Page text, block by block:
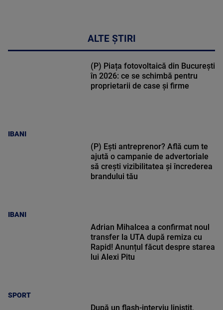
ALTE ȘTIRI
IBANI
(P) Piața fotovoltaică din București
în 2026: ce se schimbă pentru
proprietarii de case și firme
IBANI
(P) Ești antreprenor? Află cum te
ajută o campanie de advertoriale
să crești vizibilitatea și încrederea
brandului tău
SPORT
Adrian Mihalcea a confirmat noul
transfer la UTA după remiza cu
Rapid! Anunțul făcut despre starea
lui Alexi Pitu
După un flash-interviu liniștit,